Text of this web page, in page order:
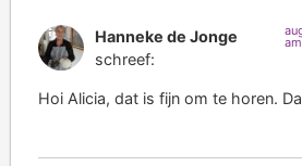
Hanneke de Jonge
schreef:
am
Hoi Alicia, dat is fijn om te horen.